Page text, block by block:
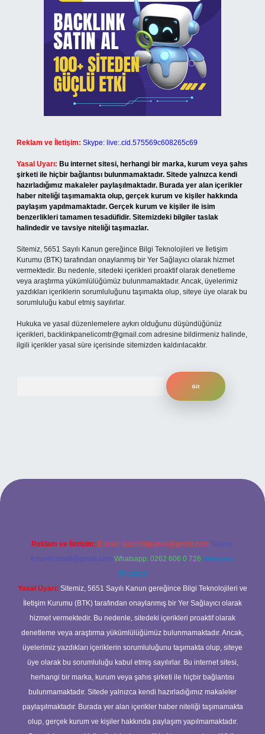
Reklam ve İletişim: Skype: live:.cid.575569c608265c69
Yasal Uyarı: Bu internet sitesi, herhangi bir marka, kurum veya şahıs
şirketi ile hiçbir bağlantısı bulunmamaktadır. Sitede yalnızca kendi
hazırladığımız makaleler paylaşılmaktadır. Burada yer alan içerikler
haber niteliği taşımamakta olup, gerçek kurum ve kişiler hakkında
paylaşım yapılmamaktadır. Gerçek kurum ve kişiler ile isim
benzerlikleri tamamen tesadüfidir. Sitemizdeki bilgiler taslak
halindedir ve tavsiye niteliği taşımazlar.
Sitemiz, 5651 Sayılı Kanun gereğince Bilgi Teknolojileri ve İletişim
Kurumu (BTK) tarafından onaylanmış bir Yer Sağlayıcı olarak hizmet
vermektedir. Bu nedenle, sitedeki içerikleri proaktif olarak denetleme
veya araştırma yükümlülüğümüz bulunmamaktadır. Ancak, üyelerimiz
yazdıkları içeriklerin sorumluluğunu taşımakta olup, siteye üye olarak bu
sorumluluğu kabul etmiş sayılırlar.
Hukuka ve yasal düzenlemelere aykırı olduğunu düşündüğünüz
içerikleri, backlinkpanelicomtr@gmail.com adresine bildirmeniz halinde,
ilgili içerikler yasal süre içerisinde sitemizden kaldırılacaktır.
giriş
Reklam ve İletişim: E-mail: backlinkpaneli@gmail.com Teams:
forumhizmeti@gmail.com Whatsapp: 0262 606 0 726 Telegram:
@karabul
Yasal Uyarı: Sitemiz, 5651 Sayılı Kanun gereğince Bilgi Teknolojileri ve
İletişim Kurumu (BTK) tarafından onaylanmış bir Yer Sağlayıcı olarak
hizmet vermektedir. Bu nedenle, sitedeki içerikleri proaktif olarak
denetleme veya araştırma yükümlülüğümüz bulunmamaktadır. Ancak,
üyelerimiz yazdıkları içeriklerin sorumluluğunu taşımakta olup, siteye
üye olarak bu sorumluluğu kabul etmiş sayılırlar. Bu internet sitesi,
herhangi bir marka, kurum veya şahıs şirketi ile hiçbir bağlantısı
bulunmamaktadır. Sitede yalnızca kendi hazırladığımız makaleler
paylaşılmaktadır. Burada yer alan içerikler haber niteliği taşımamakta
olup, gerçek kurum ve kişiler hakkında paylaşım yapılmamaktadır.